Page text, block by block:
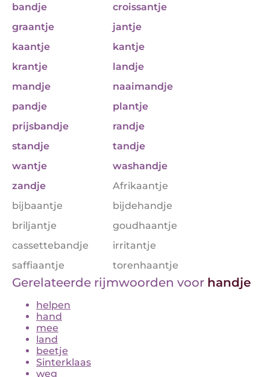
bandje
croissantje
graantje
jantje
kaantje
kantje
krantje
landje
mandje
naaimandje
pandje
plantje
prijsbandje
randje
standje
tandje
wantje
washandje
zandje
Afrikaantje
bijbaantje
bijdehandje
briljantje
goudhaantje
cassettebandje
irritantje
saffiaantje
torenhaantje
Gerelateerde rijmwoorden voor handje
helpen
hand
mee
land
beetje
Sinterklaas
weg